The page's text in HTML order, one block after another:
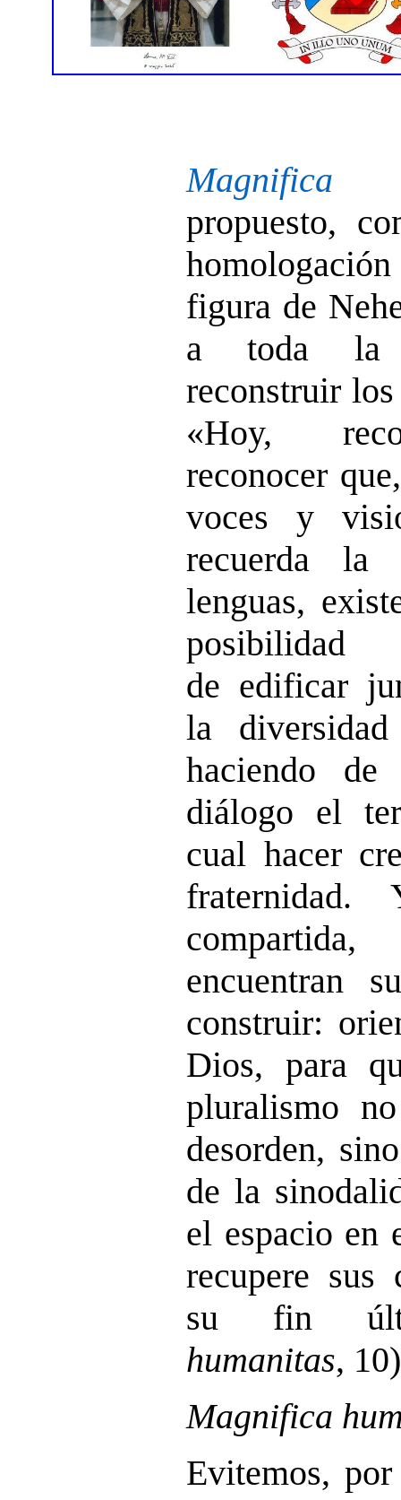
Magnifica
propuesto,
figura de
a toda la
reconstruir
«Hoy,
reconocer
voces y
recuerda la
lenguas,
de edificar
la
haciendo
diálogo el
cual hacer
encuentran
construir:
Dios, para
pluralismo
desorden,
de la
el espacio en
recupere sus
su fin
humanitas,
Magnifica
Evitemos,